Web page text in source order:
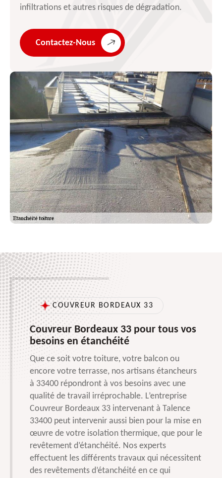
infiltrations et autres risques de dégradation.
Contactez-Nous
COUVREUR BORDEAUX 33
Couvreur Bordeaux 33 pour tous vos
besoins en étanchéité
Que ce soit votre toiture, votre balcon ou
encore votre terrasse, nos artisans étancheurs
à 33400 répondront à vos besoins avec une
qualité de travail irréprochable. L’entreprise
Couvreur Bordeaux 33 intervenant à Talence
33400 peut intervenir aussi bien pour la mise en
œuvre de votre isolation thermique, que pour le
revêtement d’étanchéité. Nos experts
effectuent les différents travaux qui nécessitent
des revêtements d’étanchéité en ce qui